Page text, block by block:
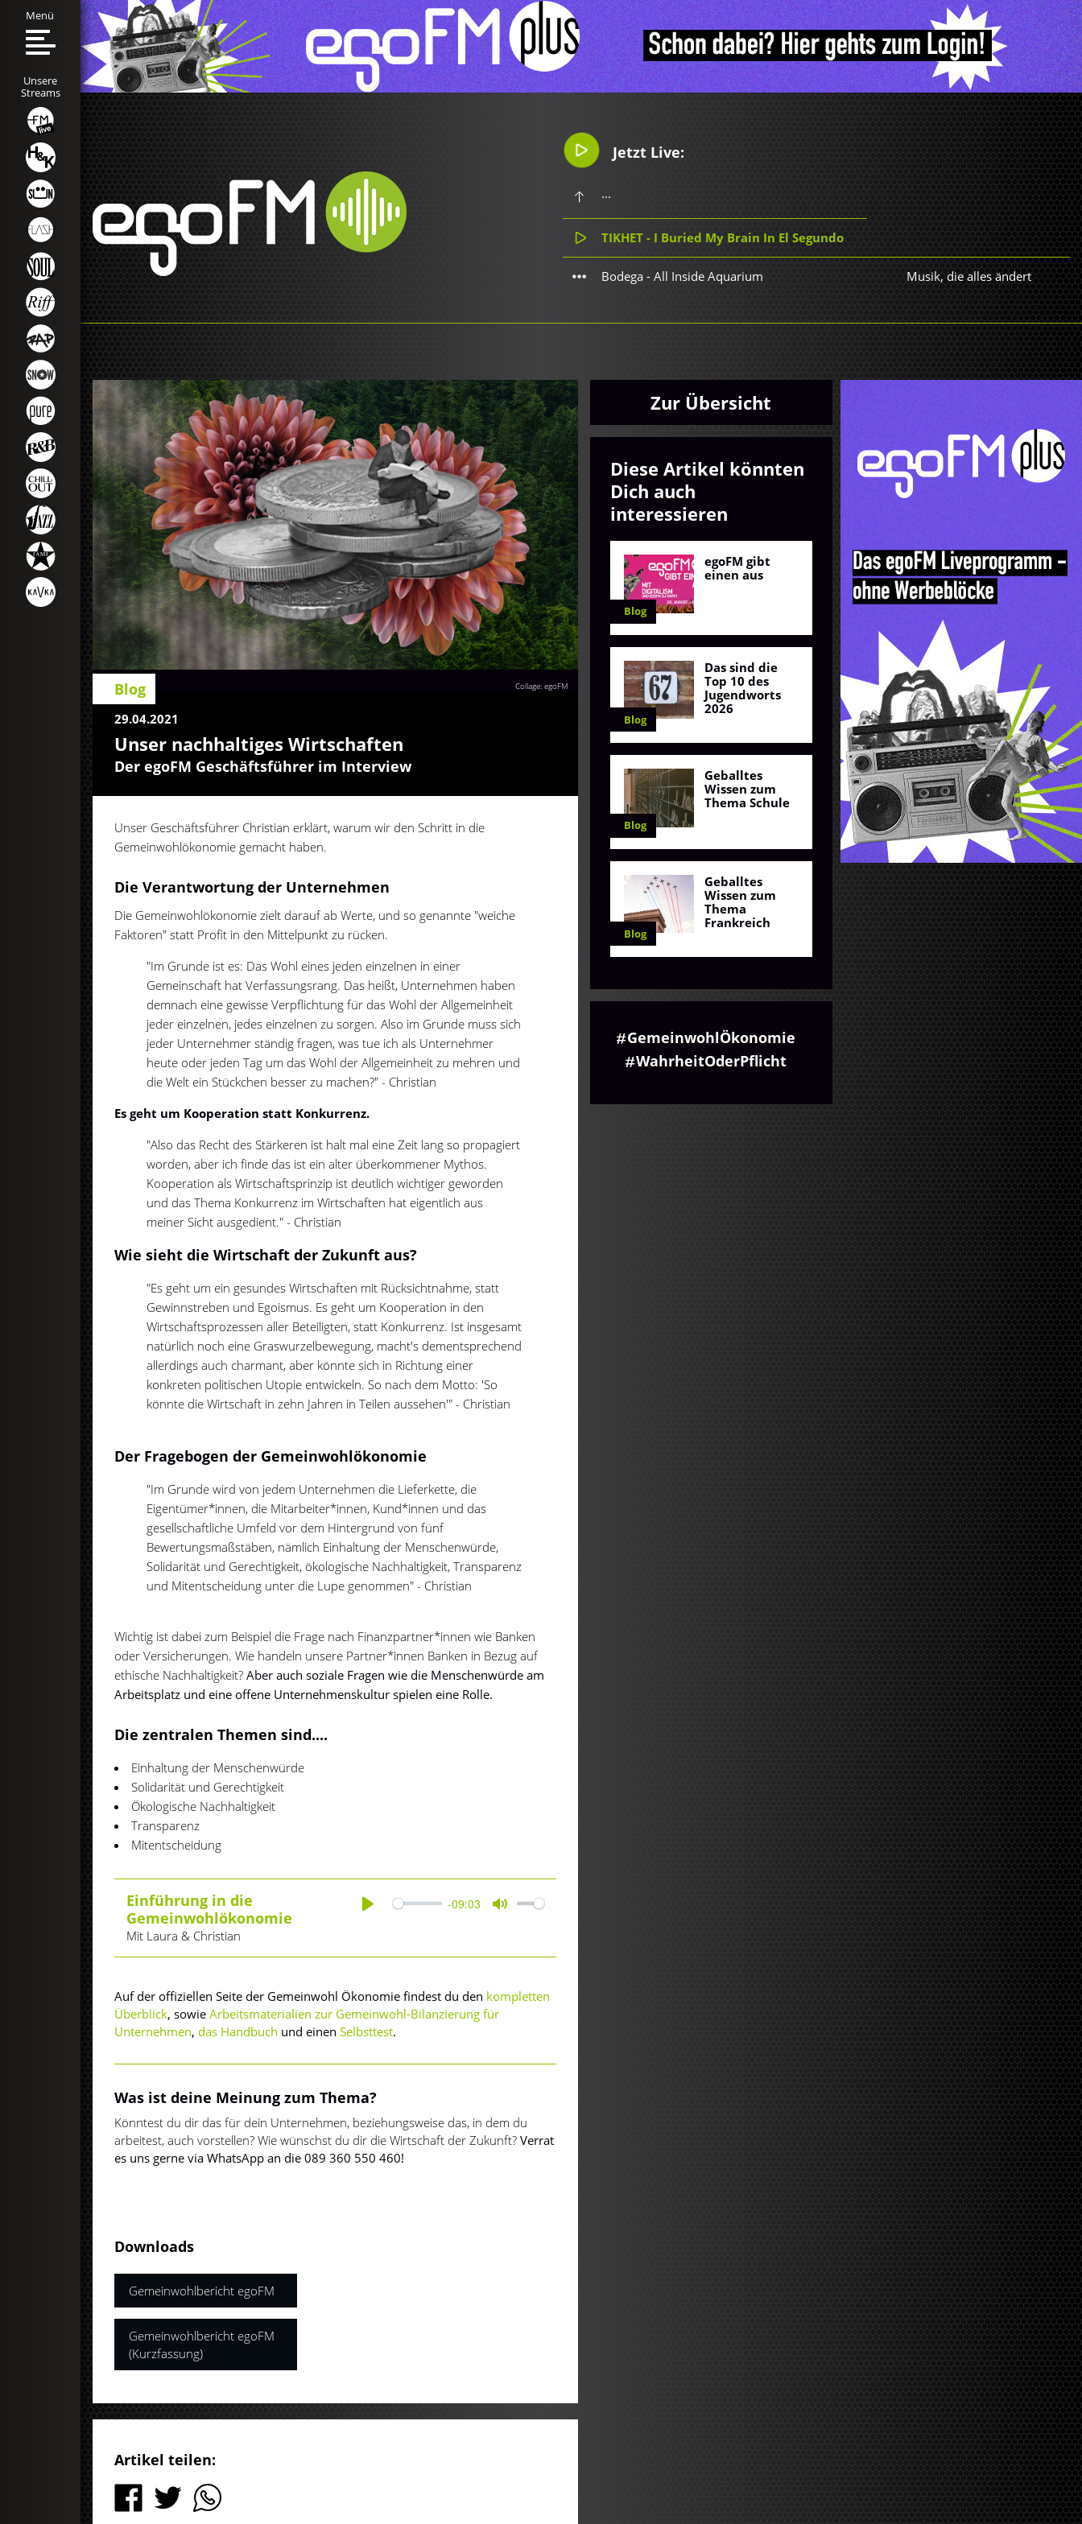
Jetzt Live:
...
TIKHET - I Buried My Brain In El Segundo
Bodega - All Inside Aquarium Musik, die alles ändert
Menü
Unsere
Streams
Collage: egoFM
Blog
29.04.2021
Unser nachhaltiges Wirtschaften
Der egoFM Geschäftsführer im Interview
Unser Geschäftsführer Christian erklärt, warum wir den Schritt in die
Gemeinwohlökonomie gemacht haben.
Die Verantwortung der Unternehmen
Die Gemeinwohlökonomie zielt darauf ab Werte, und so genannte "weiche
Faktoren" statt Profit in den Mittelpunkt zu rücken.
"Im Grunde ist es: Das Wohl eines jeden einzelnen in einer
Gemeinschaft hat Verfassungsrang. Das heißt, Unternehmen haben
demnach eine gewisse Verpflichtung für das Wohl der Allgemeinheit
jeder einzelnen, jedes einzelnen zu sorgen. Also im Grunde muss sich
jeder Unternehmer ständig fragen, was tue ich als Unternehmer
heute oder jeden Tag um das Wohl der Allgemeinheit zu mehren und
die Welt ein Stückchen besser zu machen?" - Christian
Es geht um Kooperation statt Konkurrenz.
"Also das Recht des Stärkeren ist halt mal eine Zeit lang so propagiert
worden, aber ich finde das ist ein alter überkommener Mythos.
Kooperation als Wirtschaftsprinzip ist deutlich wichtiger geworden
und das Thema Konkurrenz im Wirtschaften hat eigentlich aus
meiner Sicht ausgedient." - Christian
Wie sieht die Wirtschaft der Zukunft aus?
"Es geht um ein gesundes Wirtschaften mit Rücksichtnahme, statt
Gewinnstreben und Egoismus. Es geht um Kooperation in den
Wirtschaftsprozessen aller Beteiligten, statt Konkurrenz. Ist insgesamt
natürlich noch eine Graswurzelbewegung, macht's dementsprechend
allerdings auch charmant, aber könnte sich in Richtung einer
konkreten politischen Utopie entwickeln. So nach dem Motto: 'So
könnte die Wirtschaft in zehn Jahren in Teilen aussehen'" - Christian
Der Fragebogen der Gemeinwohlökonomie
"Im Grunde wird von jedem Unternehmen die Lieferkette, die
Eigentümer*innen, die Mitarbeiter*innen, Kund*innen und das
gesellschaftliche Umfeld vor dem Hintergrund von fünf
Bewertungsmaßstäben, nämlich Einhaltung der Menschenwürde,
Solidarität und Gerechtigkeit, ökologische Nachhaltigkeit, Transparenz
und Mitentscheidung unter die Lupe genommen" - Christian
Wichtig ist dabei zum Beispiel die Frage nach Finanzpartner*innen wie Banken
oder Versicherungen. Wie handeln unsere Partner*innen Banken in Bezug auf
ethische Nachhaltigkeit? Aber auch soziale Fragen wie die Menschenwürde am
Arbeitsplatz und eine offene Unternehmenskultur spielen eine Rolle.
Die zentralen Themen sind....
Einhaltung der Menschenwürde
Solidarität und Gerechtigkeit
Ökologische Nachhaltigkeit
Transparenz
Mitentscheidung
Einführung in die
Gemeinwohlökonomie
Mit Laura & Christian
-09:03
Auf der offiziellen Seite der Gemeinwohl Ökonomie findest du den kompletten
Überblick, sowieArbeitsmaterialien zur Gemeinwohl-Bilanzierung für
Unternehmen,das Handbuch und einenSelbsttest.
Was ist deine Meinung zum Thema?
Könntest du dir das für dein Unternehmen, beziehungsweise das, in dem du
arbeitest, auch vorstellen? Wie wünschst du dir die Wirtschaft der Zukunft?Verrat
es uns gerne via WhatsApp an die 089 360 550 460!
Downloads
Gemeinwohlbericht egoFM
Gemeinwohlbericht egoFM
(Kurzfassung)
Artikel teilen:
Zur Übersicht
Diese Artikel könnten
Dich auch
interessieren
Blog
egoFM gibt
einen aus
Blog
Das sind die
Top 10 des
Jugendworts
2026
Blog
Geballtes
Wissen zum
Thema Schule
Blog
Geballtes
Wissen zum
Thema
Frankreich
GemeinwohlÖkonomie
WahrheitOderPflicht